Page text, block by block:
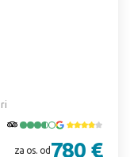
za os. od 780 €